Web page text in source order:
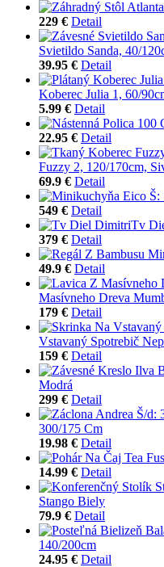
229 € Detail
Svietildo Sanda, 40/
39.95 € Detail
Koberec Julia 1, 60/
5.99 € Detail
22.95 € Detail
Fuzzy 2, 120/170cm,
69.9 € Detail
549 € Detail
Tv
379 € Detail
49.9 € Detail
Masívneho Dreva
179 € Detail
Vstavaný Spotrebič
159 € Detail
Modrá
299 € Detail
300/175 Cm
19.98 € Detail
14.99 € Detail
Stango Biely
79.9 € Detail
140/200cm
24.95 € Detail